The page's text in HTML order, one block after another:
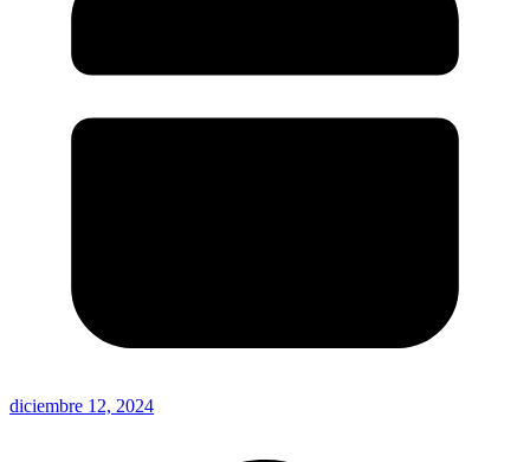
diciembre 12, 2024